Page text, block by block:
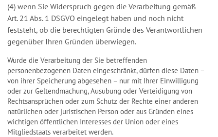
(4) wenn Sie Widerspruch gegen die Verarbeitung gemäß
Art. 21 Abs. 1 DSGVO eingelegt haben und noch nicht
feststeht, ob die berechtigten Gründe des Verantwortlichen
gegenüber Ihren Gründen überwiegen.
Wurde die Verarbeitung der Sie betreffenden
personenbezogenen Daten eingeschränkt, dürfen diese Daten –
von ihrer Speicherung abgesehen – nur mit Ihrer Einwilligung
oder zur Geltendmachung, Ausübung oder Verteidigung von
Rechtsansprüchen oder zum Schutz der Rechte einer anderen
natürlichen oder juristischen Person oder aus Gründen eines
wichtigen öffentlichen Interesses der Union oder eines
Mitgliedstaats verarbeitet werden.